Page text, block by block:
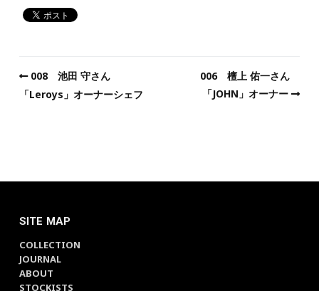
008 池田 守さん
「Leroys」オーナーシェフ
006 檀上 佑一さん
「JOHN」オーナー
SITE MAP
COLLECTION
JOURNAL
ABOUT
STOCKISTS